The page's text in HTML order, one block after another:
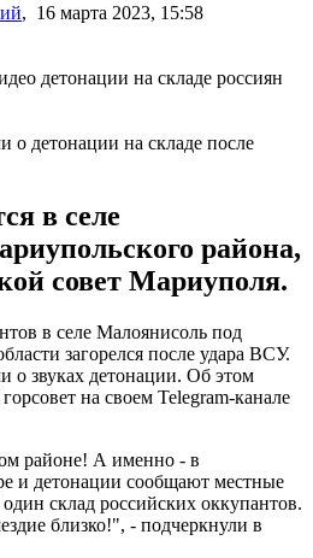
, 16 марта 2023, 15:58
детонации на складе после
в селе
района,
совет Мариуполя.
в селе Малоянисоль под
загорелся после удара ВСУ.
о звуках детонации. Об этом
на своем Telegram-канале
районе! А именно - в
и детонации сообщают местные
склад российских оккупантов.
близко!", - подчеркнули в